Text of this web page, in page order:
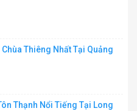
Thiêng Nhất Tại Quảng
Thạnh Nổi Tiếng Tại Long